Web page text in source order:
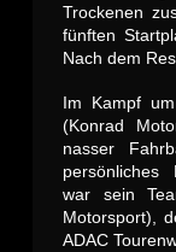
Trockenen
fünften
Nach dem
Im Kampf
(Konrad
nasser
persönliches
war sein
Motorsport),
ADAC